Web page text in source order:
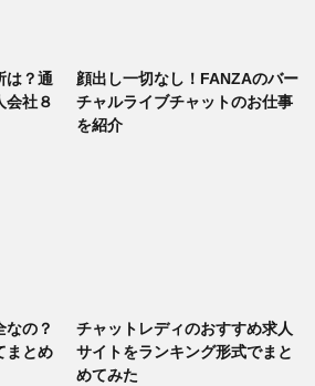
は？通
会社８
顔出し一切なし！FANZAのバー
チャルライブチャットのお仕事
を紹介
なの？
まとめ
チャットレディのおすすめ求人
サイトをランキング形式でまと
めてみた